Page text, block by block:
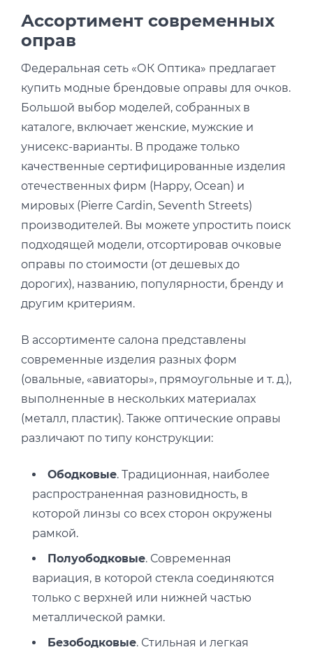
Ассортимент современных
оправ
Федеральная сеть «ОК Оптика» предлагает
купить модные брендовые оправы для очков.
Большой выбор моделей, собранных в
каталоге, включает женские, мужские и
унисекс-варианты. В продаже только
качественные сертифицированные изделия
отечественных фирм (Happy, Ocean) и
мировых (Pierre Cardin, Seventh Streets)
производителей. Вы можете упростить поиск
подходящей модели, отсортировав очковые
оправы по стоимости (от дешевых до
дорогих), названию, популярности, бренду и
другим критериям.
В ассортименте салона представлены
современные изделия разных форм
(овальные, «авиаторы», прямоугольные и т. д.),
выполненные в нескольких материалах
(металл, пластик). Также оптические оправы
различают по типу конструкции:
Ободковые. Традиционная, наиболее
распространенная разновидность, в
которой линзы со всех сторон окружены
рамкой.
Полуободковые. Современная
вариация, в которой стекла соединяются
только с верхней или нижней частью
металлической рамки.
Безободковые. Стильная и легкая